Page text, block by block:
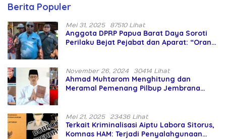
Berita Populer
Mei 31, 2025 87510 Lihat
Anggota DPRP Papua Barat Daya Soroti
Perilaku Bejat Pejabat dan Aparat: “Orang
November 26, 2024 30414 Lihat
Ahmad Muhtarom Menghitung dan
Meramal Pemenang Pilbup Jembrana
Mei 21, 2025 23436 Lihat
Terkait Kriminalisasi Aiptu Labora Sitorus,
Komnas HAM: Terjadi Penyalahgunaan